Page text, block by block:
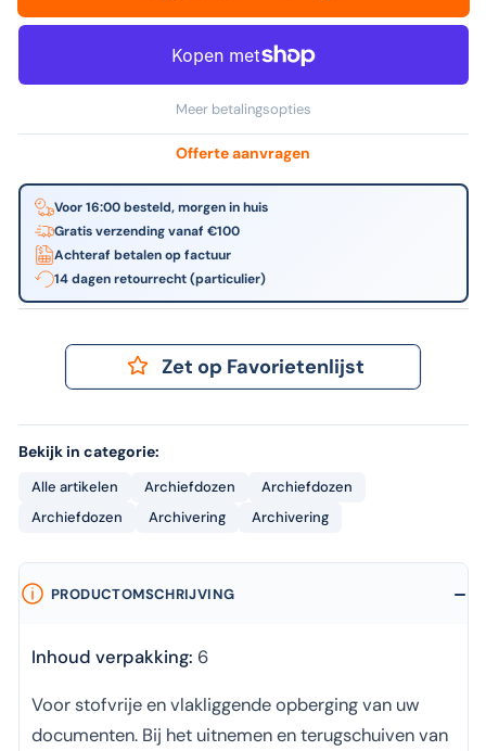
Selcassette
stuks
-
schuiflade
6
Meer betalingsopties
Offerte aanvragen
Voor 16:00 besteld, morgen in huis
Gratis verzending vanaf €100
Achteraf betalen op factuur
14 dagen retourrecht (particulier)
Zet op Favorietenlijst
Bekijk in categorie:
Alle artikelen Archiefdozen
Archiefdozen
Archiefdozen
Archivering Archivering
PRODUCTOMSCHRIJVING
Inhoud verpakking: 6
Voor stofvrije en vlakliggende opberging van uw
documenten. Bij het uitnemen en terugschuiven van